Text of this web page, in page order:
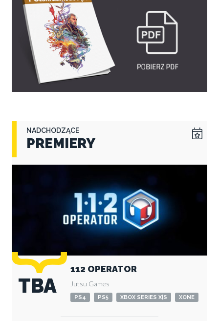
NADCHODZĄCE
PREMIERY
TBA
112 OPERATOR
Jutsu Games
PS4 PS5 XBOX SERIES X|S XONE